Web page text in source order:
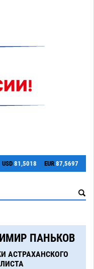
USD 81,5018 EUR 87,5697
ПАНЬКОВ
АСТРАХАНСКОГО